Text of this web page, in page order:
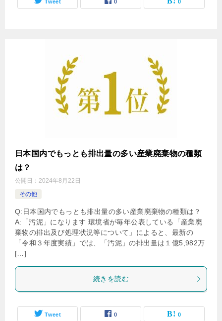
Tweet 0 0
日本国内でもっとも排出量の多い産業廃棄物の種類
は？
公開日： 2024年8月22日
その他
Q:日本国内でもっとも排出量の多い産業廃棄物の種類は？
A:「汚泥」になります 環境省が毎年公表している「産業廃
棄物の排出及び処理状況等について」によると、最新の
「令和３年度実績」では、「汚泥」の排出量は１億5,982万
[…]
続きを読む
Tweet 0 0